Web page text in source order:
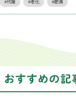
代謝 老化 肥満